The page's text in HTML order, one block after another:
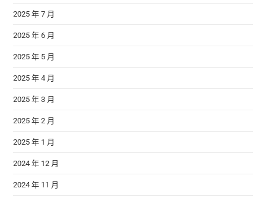
2025 年 7 月
2025 年 6 月
2025 年 5 月
2025 年 4 月
2025 年 3 月
2025 年 2 月
2025 年 1 月
2024 年 12 月
2024 年 11 月